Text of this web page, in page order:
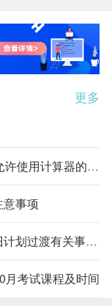
更多
山西省2026年高等教育自学考试允许使用计算器的课程
事项
关于山西省高等教育自学考试新旧计划过渡有关事项的通知
月考试课程及时间